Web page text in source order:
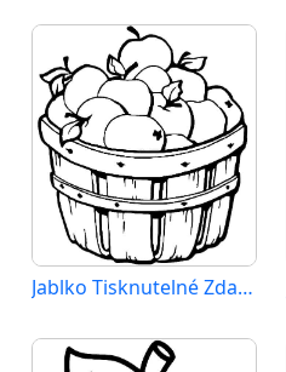
Jablko Tisknutelné Zdarma